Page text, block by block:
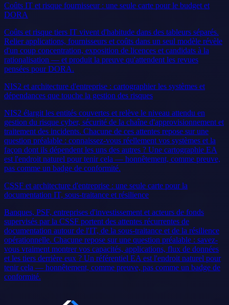
Coûts IT et risque fournisseur : une seule carte pour le budget et
DORA
Coûts et risque tiers IT vivent d'habitude dans des tableurs séparés.
Relier applications, fournisseurs et coûts dans un seul modèle révèle
d'un coup concentration, exposition de licences et candidats à la
rationalisation — et produit la preuve qu'attendent les revues
pensées pour DORA.
NIS2 et architecture d'entreprise : cartographier les systèmes et
dépendances que touche la gestion des risques
NIS2 élargit les entités couvertes et relève le niveau attendu en
gestion du risque cyber, sécurité de la chaîne d'approvisionnement et
traitement des incidents. Chacune de ces attentes repose sur une
question préalable : connaissez-vous réellement vos systèmes et la
façon dont ils dépendent les uns des autres ? Une cartographie EA
est l'endroit naturel pour tenir cela — honnêtement, comme preuve,
pas comme un badge de conformité.
CSSF et architecture d'entreprise : une seule carte pour la
documentation IT, sous-traitance et résilience
Banques, PSF, entreprises d'investissement et acteurs de fonds
supervisés par la CSSF portent des attentes récurrentes de
documentation autour de l'IT, de la sous-traitance et de la résilience
opérationnelle. Chacune repose sur une question préalable : savez-
vous vraiment montrer vos capacités, applications, flux de données
et les tiers derrière eux ? Un référentiel EA est l'endroit naturel pour
tenir cela — honnêtement, comme preuve, pas comme un badge de
conformité.